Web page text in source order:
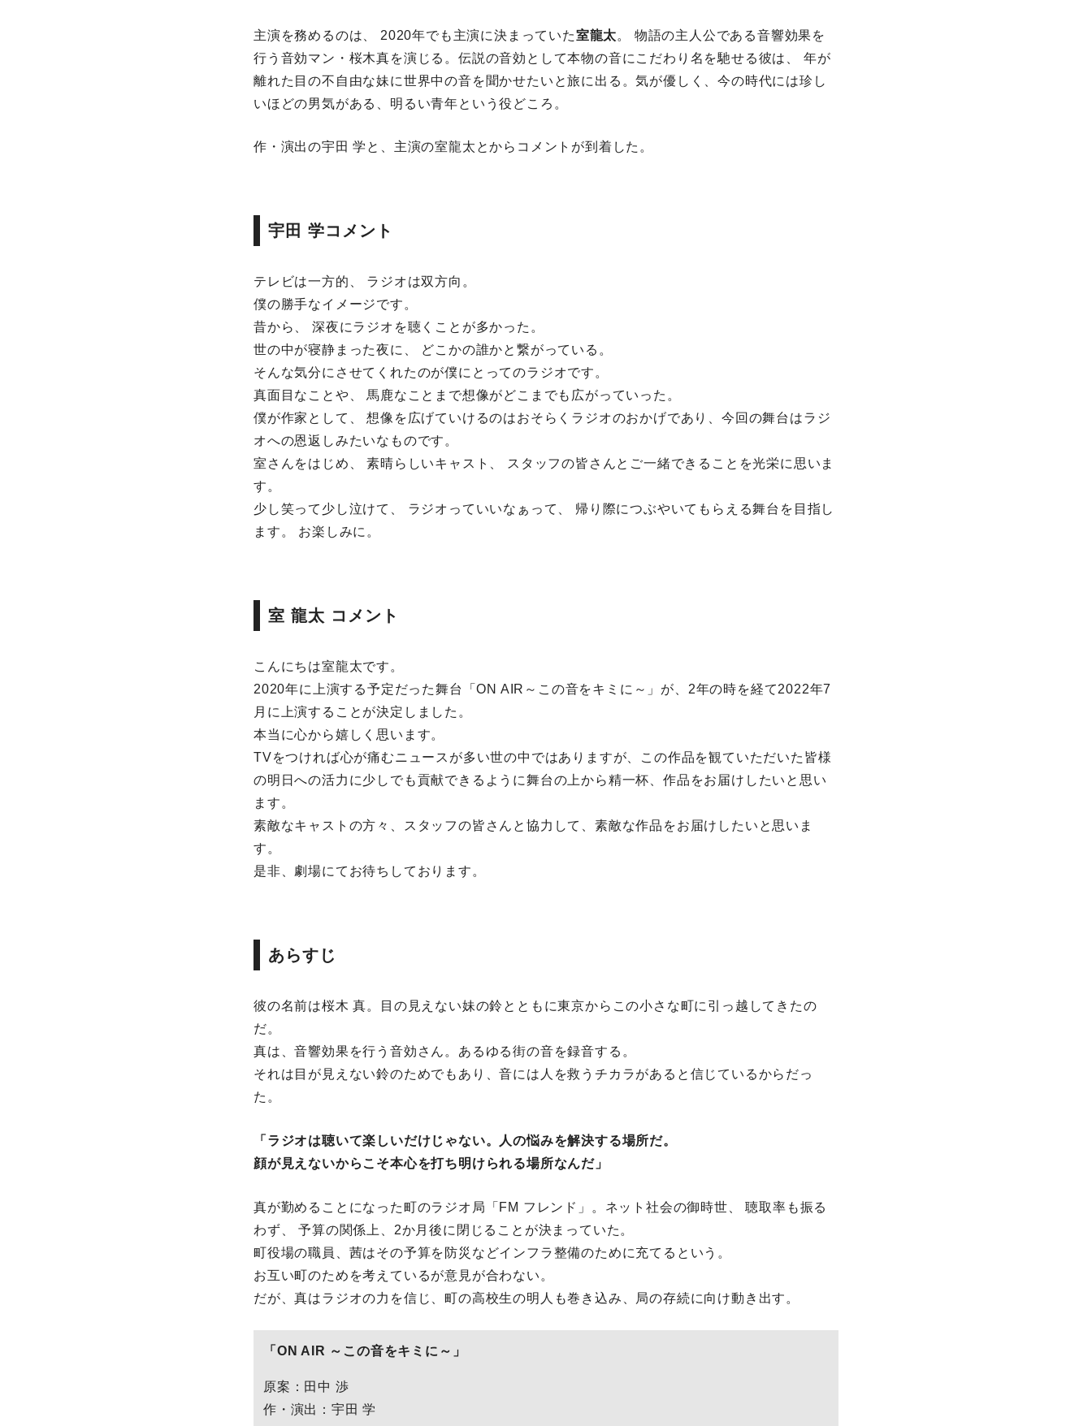
主演を務めるのは、 2020年でも主演に決まっていた室龍太。 物語の主人公である音響効果を
行う音効マン・桜木真を演じる。伝説の音効として本物の音にこだわり名を馳せる彼は、 年が
離れた目の不自由な妹に世界中の音を聞かせたいと旅に出る。気が優しく、今の時代には珍し
いほどの男気がある、明るい青年という役どころ。
作・演出の宇田 学と、主演の室龍太とからコメントが到着した。
宇田 学コメント
テレビは一方的、 ラジオは双方向。
僕の勝手なイメージです。
昔から、 深夜にラジオを聴くことが多かった。
世の中が寝静まった夜に、 どこかの誰かと繋がっている。
そんな気分にさせてくれたのが僕にとってのラジオです。
真面目なことや、 馬鹿なことまで想像がどこまでも広がっていった。
僕が作家として、 想像を広げていけるのはおそらくラジオのおかげであり、今回の舞台はラジ
オへの恩返しみたいなものです。
室さんをはじめ、 素晴らしいキャスト、 スタッフの皆さんとご一緒できることを光栄に思いま
す。
少し笑って少し泣けて、 ラジオっていいなぁって、 帰り際につぶやいてもらえる舞台を目指し
ます。 お楽しみに。
室 龍太 コメント
こんにちは室龍太です。
2020年に上演する予定だった舞台「ON AIR～この音をキミに～」が、2年の時を経て2022年7
月に上演することが決定しました。
本当に心から嬉しく思います。
TVをつければ心が痛むニュースが多い世の中ではありますが、この作品を観ていただいた皆様
の明日への活力に少しでも貢献できるように舞台の上から精一杯、作品をお届けしたいと思い
ます。
素敵なキャストの方々、スタッフの皆さんと協力して、素敵な作品をお届けしたいと思いま
す。
是非、劇場にてお待ちしております。
あらすじ
彼の名前は桜木 真。目の見えない妹の鈴とともに東京からこの小さな町に引っ越してきたの
だ。
真は、音響効果を行う音効さん。あるゆる街の音を録音する。
それは目が見えない鈴のためでもあり、音には人を救うチカラがあると信じているからだっ
た。
「ラジオは聴いて楽しいだけじゃない。人の悩みを解決する場所だ。
顔が見えないからこそ本心を打ち明けられる場所なんだ」
真が勤めることになった町のラジオ局「FM フレンド」。ネット社会の御時世、 聴取率も振る
わず、 予算の関係上、2か月後に閉じることが決まっていた。
町役場の職員、茜はその予算を防災などインフラ整備のために充てるという。
お互い町のためを考えているが意見が合わない。
だが、真はラジオの力を信じ、町の高校生の明人も巻き込み、局の存続に向け動き出す。
「ON AIR ～この音をキミに～」
原案：田中 渉
作・演出：宇田 学